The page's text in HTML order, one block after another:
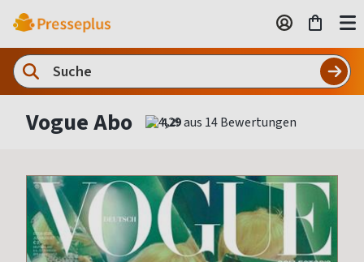
Vogue Abo 4,29